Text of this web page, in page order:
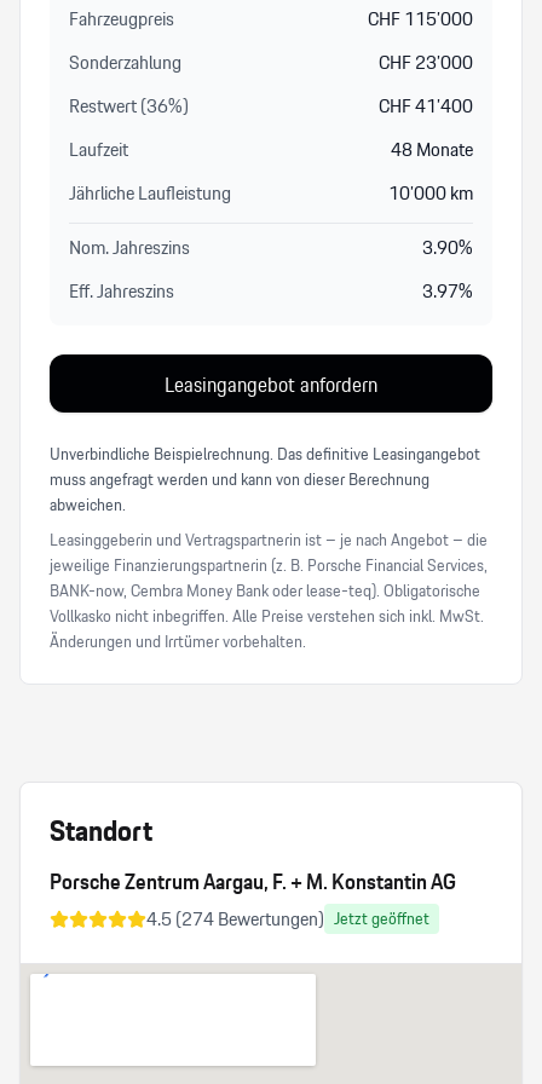
Fahrzeugpreis CHF115’000
Sonderzahlung
CHF23’000
Restwert (36%) CHF41’400
Laufzeit
48Monate
Jährliche Laufleistung
10’000km
Nom. Jahreszins
3.90%
Eff. Jahreszins
3.97%
Leasingangebot anfordern
Unverbindliche Beispielrechnung. Das definitive Leasingangebot
muss angefragt werden und kann von dieser Berechnung
abweichen.
Leasinggeberin und Vertragspartnerin ist – je nach Angebot – die
jeweilige Finanzierungspartnerin (z. B. Porsche Financial Services,
BANK-now, Cembra Money Bank oder lease-teq). Obligatorische
Vollkasko nicht inbegriffen. Alle Preise verstehen sich inkl. MwSt.
Änderungen und Irrtümer vorbehalten.
Standort
Porsche Zentrum Aargau, F. + M. Konstantin AG
4.5(274Bewertungen) Jetzt geöffnet